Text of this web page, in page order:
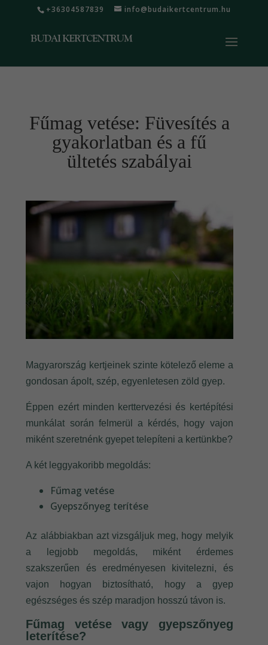
+36304587839 info@budaikertcentrum.hu
Fűmag vetése: Füvesítés a
gyakorlatban és a fű
ültetés szabályai
Magyarország kertjeinek szinte kötelező eleme a
gondosan ápolt, szép, egyenletesen zöld gyep.
Éppen ezért minden kerttervezési és kertépítési
munkálat során felmerül a kérdés, hogy vajon
miként szeretnénk gyepet telepíteni a kertünkbe?
A két leggyakoribb megoldás:
Fűmag vetése
Gyepszőnyeg terítése
Az alábbiakban azt vizsgáljuk meg, hogy melyik
a legjobb megoldás, miként érdemes
szakszerűen és eredményesen kivitelezni, és
vajon hogyan biztosítható, hogy a gyep
egészséges és szép maradjon hosszú távon is.
Fűmag vetése vagy gyepszőnyeg
leterítése?